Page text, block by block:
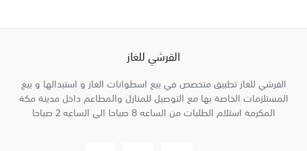
القرشي للغاز
القرشي للغاز تطبيق متخصص في بيع اسطوانات الغاز و استبدالها و بيع
المستلزمات الخاصة بها مع التوصيل للمنازل والمطاعم داخل مدينة مكة
المكرمة استلام الطلبات من الساعه 8 صباحا الى الساعه 2 صباحا